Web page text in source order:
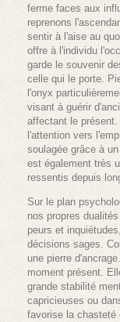
ferme faces aux
reprenons
sentir à l'aise au
offre à l'individu
garde le souvenir
celle qui le porte.
l'onyx
visant à guérir
affectant le
l'attention vers
soulagée grâce à
est également très
ressentis depuis
Sur le plan
nos propres
peurs et
décisions sages.
une pierre
moment présent.
grande stabilité
capricieuses ou
favorise la chasteté